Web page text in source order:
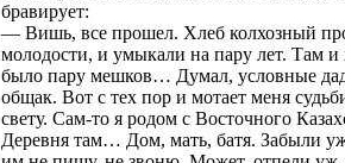
бравирует:
— Вишь, все прошел. Хлеб колхозный
молодости, и умыкали на пару лет. Там и
было пару мешков… Думал, условные
общак. Вот с тех пор и мотает меня
свету. Сам-то я родом с Восточного
Деревня там… Дом, мать, батя. Забыли